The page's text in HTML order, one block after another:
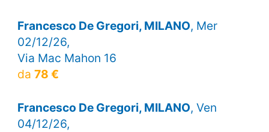
Francesco De Gregori, MILANO, Mer
02/12/26,
Via Mac Mahon 16
da 78 €
Francesco De Gregori, MILANO, Ven
04/12/26,